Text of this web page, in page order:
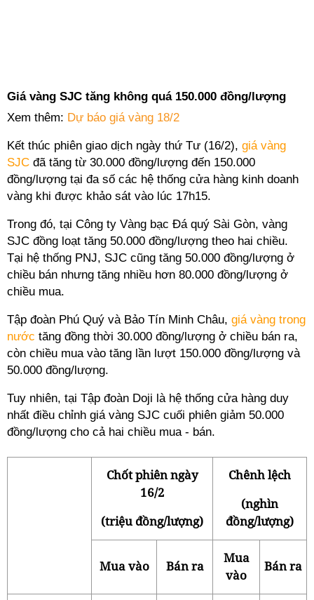
Giá vàng SJC tăng không quá 150.000 đồng/lượng
Xem thêm: Dự báo giá vàng 18/2
Kết thúc phiên giao dịch ngày thứ Tư (16/2), giá vàng
SJC đã tăng từ 30.000 đồng/lượng đến 150.000
đồng/lượng tại đa số các hệ thống cửa hàng kinh doanh
vàng khi được khảo sát vào lúc 17h15.
Trong đó, tại Công ty Vàng bạc Đá quý Sài Gòn, vàng
SJC đồng loạt tăng 50.000 đồng/lượng theo hai chiều.
Tại hệ thống PNJ, SJC cũng tăng 50.000 đồng/lượng ở
chiều bán nhưng tăng nhiều hơn 80.000 đồng/lượng ở
chiều mua.
Tập đoàn Phú Quý và Bảo Tín Minh Châu, giá vàng trong
nước tăng đồng thời 30.000 đồng/lượng ở chiều bán ra,
còn chiều mua vào tăng lần lượt 150.000 đồng/lượng và
50.000 đồng/lượng.
Tuy nhiên, tại Tập đoàn Doji là hệ thống cửa hàng duy
nhất điều chỉnh giá vàng SJC cuối phiên giảm 50.000
đồng/lượng cho cả hai chiều mua - bán.
Chốt phiên ngày
16/2
(triệu đồng/lượng)
Chênh lệch
(nghìn
đồng/lượng)
Mua vào Bán ra
Mua
vào
Bán ra